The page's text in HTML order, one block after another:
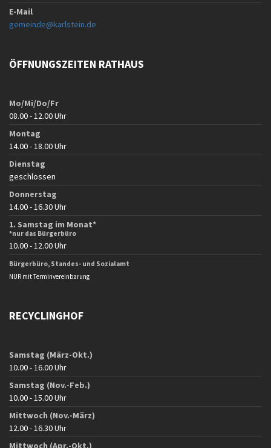
E-Mail
gemeinde@karlstein.de
ÖFFNUNGSZEITEN RATHAUS
Mo/Mi/Do/Fr
08.00 - 12.00 Uhr
Montag
14.00 - 18.00 Uhr
Dienstag
geschlossen
Donnerstag
14.00 - 16.30 Uhr
1. Samstag im Monat*
*nur das Bürgerbüro
10.00 - 12.00 Uhr
Bürgerbüro, Standes- und Sozialamt
NUR mit Terminvereinbarung
RECYCLINGHOF
Samstag (März-Okt.)
10.00 - 16.00 Uhr
Samstag (Nov.-Feb.)
10.00 - 15.00 Uhr
Mittwoch (Nov.-März)
12.00 - 16.30 Uhr
Mittwoch (Apr.-Okt.)